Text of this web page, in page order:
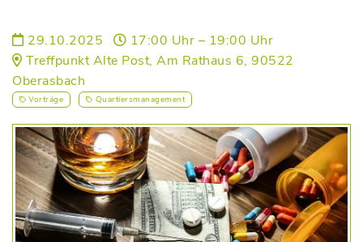
29.10.2025
17:00 Uhr – 19:00 Uhr
Treffpunkt Alte Post, Am Rathaus 6, 90522
Oberasbach
Vorträge Quartiersmanagement